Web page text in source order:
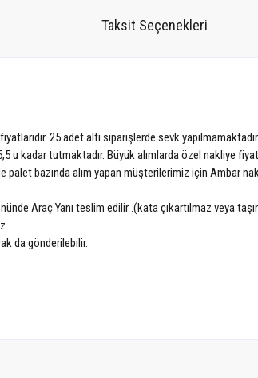
Taksit Seçenekleri
25 adet altı siparişlerde sevk yapılmamaktadır.
kadar tutmaktadır. Büyük alımlarda özel nakliye
palet bazında alım yapan müşterilerimiz için Ambar
Araç Yanı teslim edilir .(kata çıkartılmaz veya
da gönderilebilir.